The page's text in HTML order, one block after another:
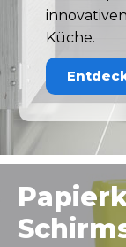
Küche.